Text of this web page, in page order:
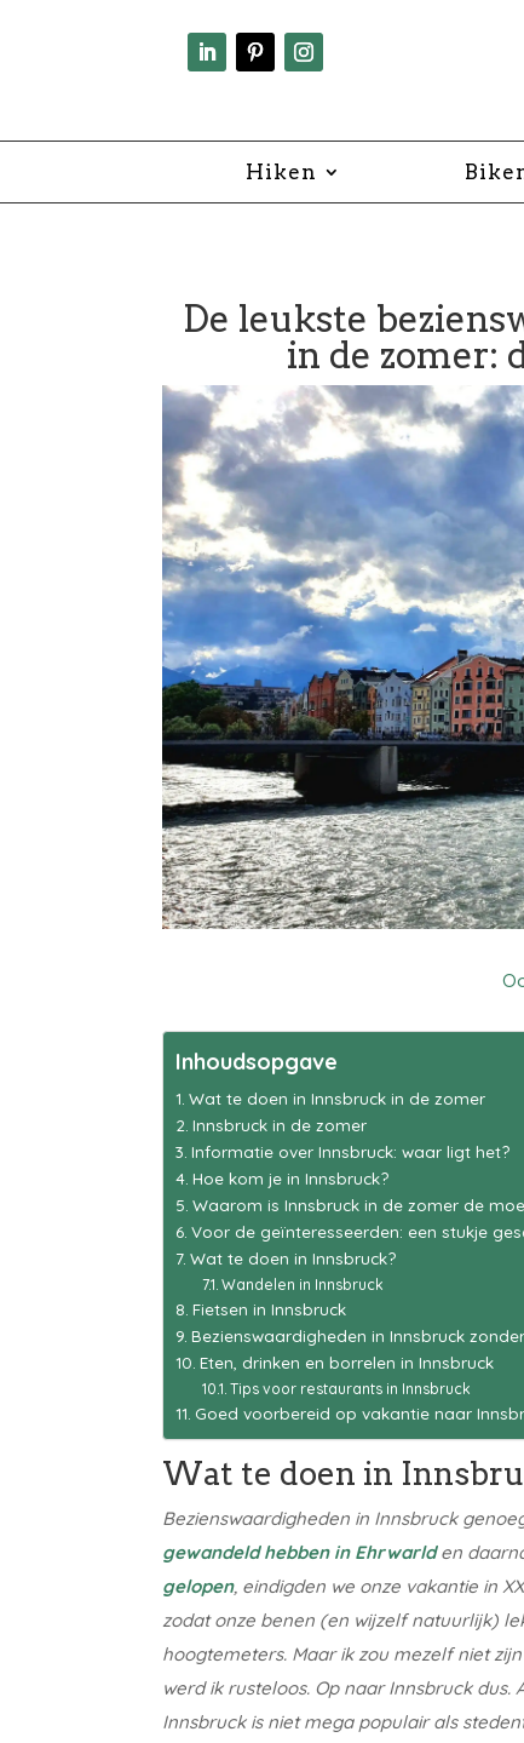
Hiken
De leukste
in de zomer:
Inhoudsopgave
Wat te doen in Innsbruck in de zomer
Innsbruck in de zomer
Informatie over Innsbruck: waar ligt het?
Hoe kom je in Innsbruck?
Waarom is Innsbruck in de zomer de
Voor de geïnteresseerden: een stukje
Wat te doen in Innsbruck?
Wandelen in Innsbruck
Fietsen in Innsbruck
Bezienswaardigheden in Innsbruck
Eten, drinken en borrelen in Innsbruck
Tips voor restaurants in Innsbruck
Goed voorbereid op vakantie naar
Wat te doen in
Bezienswaardigheden in Innsbruck
gewandeld hebben in Ehrwarlden
gelopen, eindigden we onze vakantie in
zodat onze benen (en wijzelf natuurlijk)
hoogtemeters. Maar ik zou mezelf niet
werd ik rusteloos. Op naar Innsbruck
Innsbruck is niet mega populair als